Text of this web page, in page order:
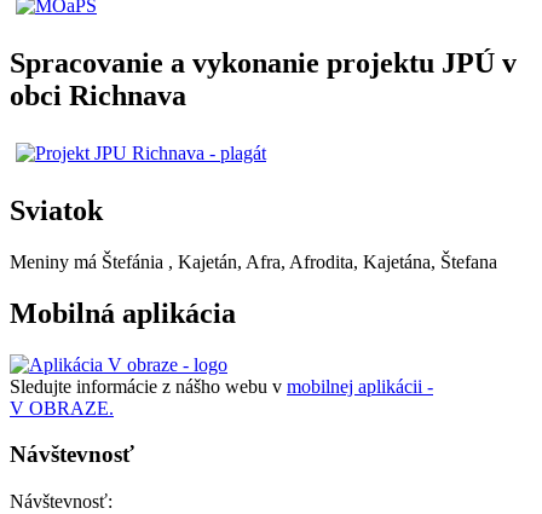
Spracovanie a vykonanie projektu JPÚ v
obci Richnava
Sviatok
Meniny má Štefánia , Kajetán, Afra, Afrodita, Kajetána, Štefana
Mobilná aplikácia
Sledujte informácie z nášho webu v mobilnej aplikácii -
V OBRAZE.
Návštevnosť
Návštevnosť: